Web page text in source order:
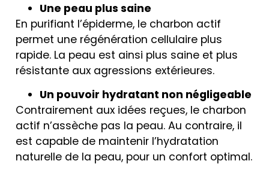
Une peau plus saine
En purifiant l’épiderme, le charbon actif
permet une régénération cellulaire plus
rapide. La peau est ainsi plus saine et plus
résistante aux agressions extérieures.
Un pouvoir hydratant non négligeable
Contrairement aux idées reçues, le charbon
actif n’assèche pas la peau. Au contraire, il
est capable de maintenir l’hydratation
naturelle de la peau, pour un confort optimal.